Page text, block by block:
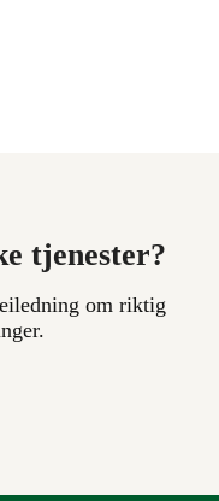
tjenester?
om riktig